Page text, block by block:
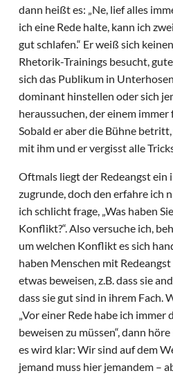
dann heißt es: „Ne, lief alles
ich eine Rede halte, kann ich
gut schlafen.“ Er weiß sich
Rhetorik-Trainings besucht,
sich das Publikum in
dominant hinstellen oder sich
heraussuchen, der einem
Sobald er aber die Bühne
mit ihm und er vergisst alle
Oftmals liegt der Redeangst
zugrunde, doch den erfahre ich
ich schlicht frage, „Was haben
Konflikt?“. Also versuche ich,
um welchen Konflikt es sich
haben Menschen mit
etwas beweisen, z.B. dass sie
dass sie gut sind in ihrem Fach.
„Vor einer Rede habe ich immer
beweisen zu müssen“, dann
es wird klar: Wir sind auf dem
jemand muss hier jemandem –